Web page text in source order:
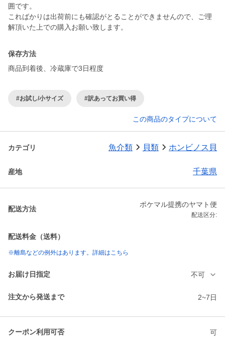
囲です。
こればかりは出荷前にも確認がとることができませんので、ご理
保存方法
商品到着後、冷蔵庫で3日程度
#お試し/小サイズ #訳あってお買い得
この商品のタイプについて
カテゴリ 魚介類 貝類 ホンビノス貝
産地 千葉県
配送方法
ポケマル提携のヤマト便
配送区分:
配送料金（送料）
※離島などの例外はあります。詳細はこちら
お届け日指定 不可
注文から発送まで 2~7日
クーポン利用可否 可